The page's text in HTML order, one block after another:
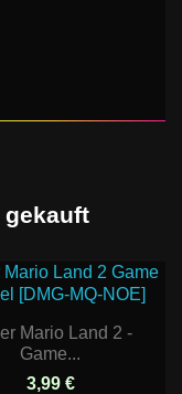
gekauft
Mario Land 2 -
Game...
3,99 €